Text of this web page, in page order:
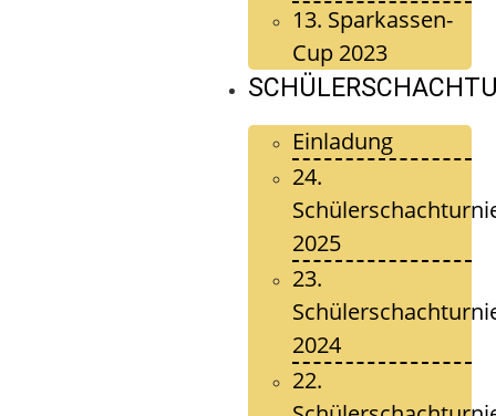
13. Sparkassen-
Cup 2023
Einladung
24.
2025
23.
2024
22.